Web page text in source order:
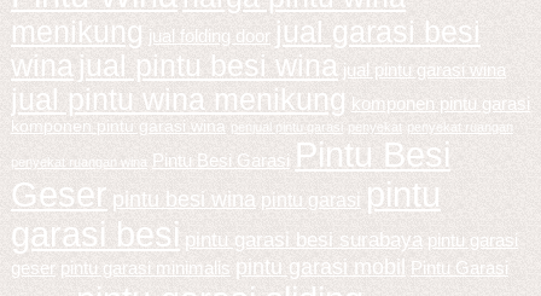
menikung jual folding door jual garasi besi
wina jual pintu besi wina jual pintu garasi wina
jual pintu wina menikung komponen pintu garasi
komponen pintu garasi wina penjual pintu garasi penyekat penyekat ruangan
penyekat ruangan wina Pintu Besi Garasi Pintu Besi
Geser pintu besi wina pintu garasi
pintu
garasi besi pintu garasi besi surabaya pintu garasi
geser pintu garasi minimalis pintu garasi mobil
Pintu Garasi